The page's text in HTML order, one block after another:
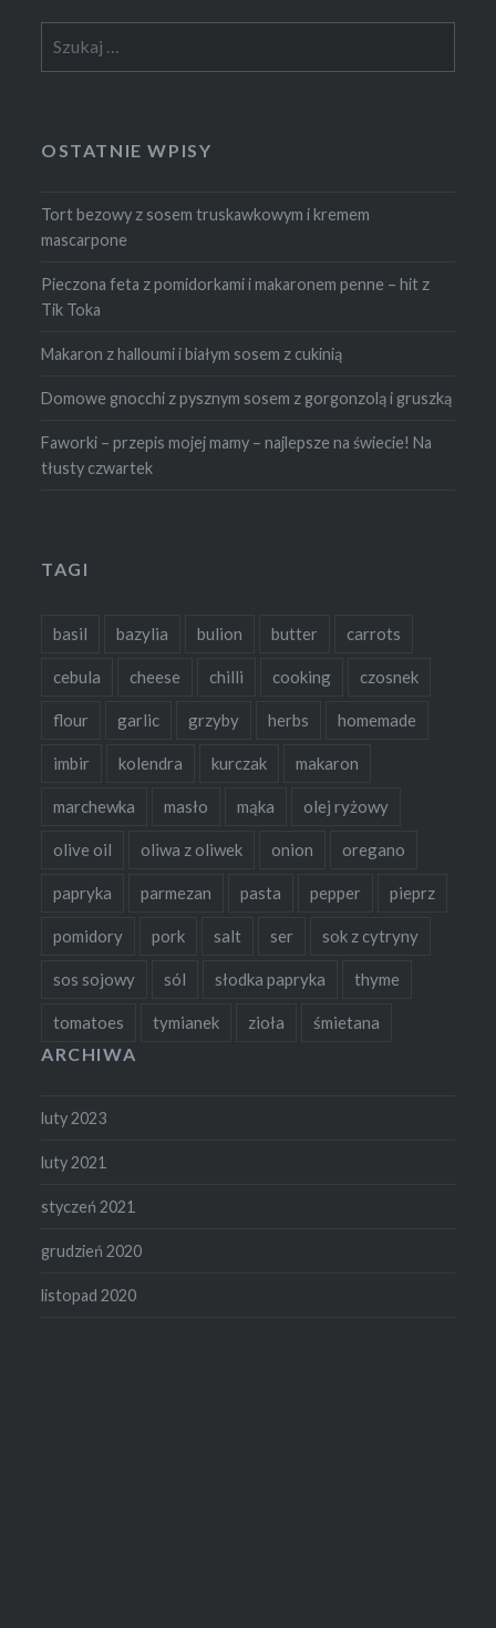
OSTATNIE WPISY
Tort bezowy z sosem truskawkowym i kremem
mascarpone
Pieczona feta z pomidorkami i makaronem penne – hit z
Tik Toka
Makaron z halloumi i białym sosem z cukinią
Domowe gnocchi z pysznym sosem z gorgonzolą i gruszką
Faworki – przepis mojej mamy – najlepsze na świecie! Na
tłusty czwartek
TAGI
basil bazylia bulion butter carrots
cebula cheese chilli cooking czosnek
flour garlic grzyby herbs homemade
imbir kolendra kurczak makaron
marchewka masło mąka olej ryżowy
olive oil oliwa z oliwek onion oregano
papryka parmezan pasta pepper pieprz
pomidory pork salt ser sok z cytryny
sos sojowy sól słodka papryka thyme
tomatoes tymianek zioła śmietana
ARCHIWA
luty 2023
luty 2021
styczeń 2021
grudzień 2020
listopad 2020